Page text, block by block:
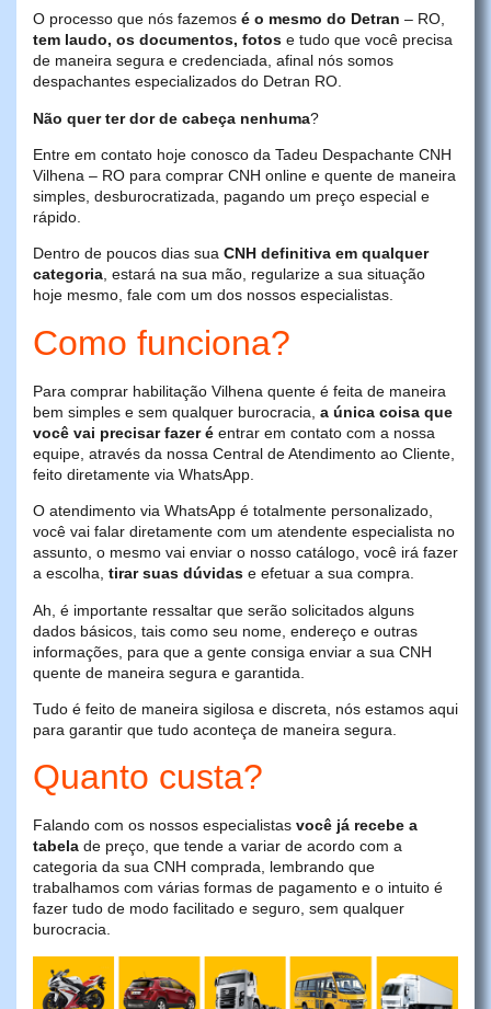
O processo que nós fazemos é o mesmo do Detran – RO,
tem laudo, os documentos, fotos e tudo que você precisa
de maneira segura e credenciada, afinal nós somos
despachantes especializados do Detran RO.
Não quer ter dor de cabeça nenhuma?
Entre em contato hoje conosco da Tadeu Despachante CNH
Vilhena – RO para comprar CNH online e quente de maneira
simples, desburocratizada, pagando um preço especial e
rápido.
Dentro de poucos dias sua CNH definitiva em qualquer
categoria, estará na sua mão, regularize a sua situação
hoje mesmo, fale com um dos nossos especialistas.
Como funciona?
Para comprar habilitação Vilhena quente é feita de maneira
bem simples e sem qualquer burocracia, a única coisa que
você vai precisar fazer é entrar em contato com a nossa
equipe, através da nossa Central de Atendimento ao Cliente,
feito diretamente via WhatsApp.
O atendimento via WhatsApp é totalmente personalizado,
você vai falar diretamente com um atendente especialista no
assunto, o mesmo vai enviar o nosso catálogo, você irá fazer
a escolha, tirar suas dúvidas e efetuar a sua compra.
Ah, é importante ressaltar que serão solicitados alguns
dados básicos, tais como seu nome, endereço e outras
informações, para que a gente consiga enviar a sua CNH
quente de maneira segura e garantida.
Tudo é feito de maneira sigilosa e discreta, nós estamos aqui
para garantir que tudo aconteça de maneira segura.
Quanto custa?
Falando com os nossos especialistas você já recebe a
tabela de preço, que tende a variar de acordo com a
categoria da sua CNH comprada, lembrando que
trabalhamos com várias formas de pagamento e o intuito é
fazer tudo de modo facilitado e seguro, sem qualquer
burocracia.